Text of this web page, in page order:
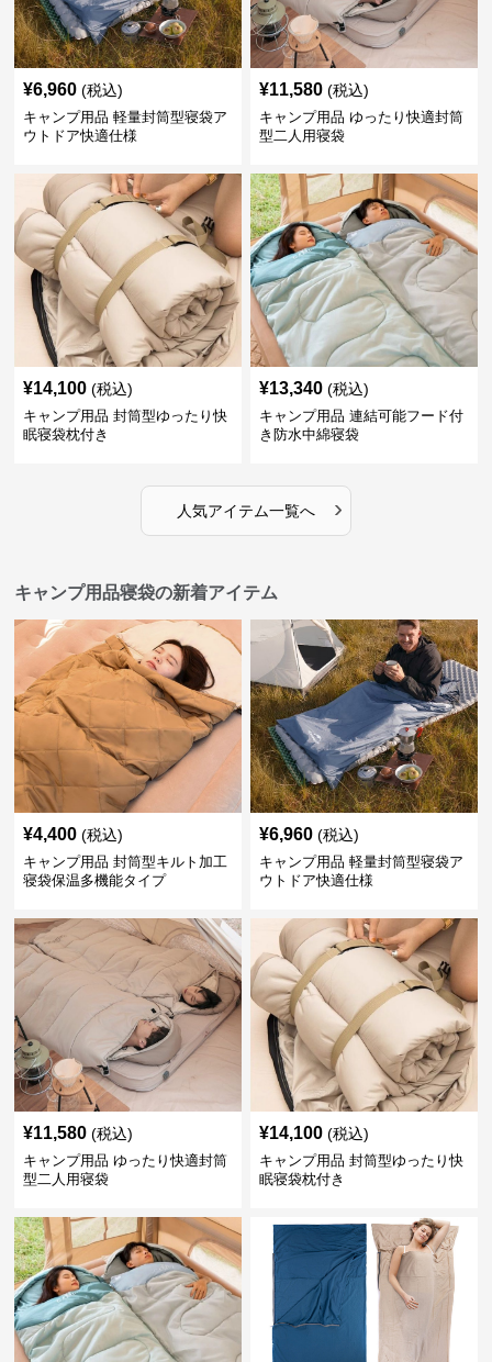
¥6,960 (税込)
キャンプ用品 軽量封筒型寝袋ア
ウトドア快適仕様
¥11,580 (税込)
キャンプ用品 ゆったり快適封筒
型二人用寝袋
¥14,100 (税込)
キャンプ用品 封筒型ゆったり快
眠寝袋枕付き
¥13,340 (税込)
キャンプ用品 連結可能フード付
き防水中綿寝袋
人気アイテム一覧へ ›
キャンプ用品寝袋の新着アイテム
¥4,400 (税込)
キャンプ用品 封筒型キルト加工
寝袋保温多機能タイプ
¥6,960 (税込)
キャンプ用品 軽量封筒型寝袋ア
ウトドア快適仕様
¥11,580 (税込)
キャンプ用品 ゆったり快適封筒
型二人用寝袋
¥14,100 (税込)
キャンプ用品 封筒型ゆったり快
眠寝袋枕付き